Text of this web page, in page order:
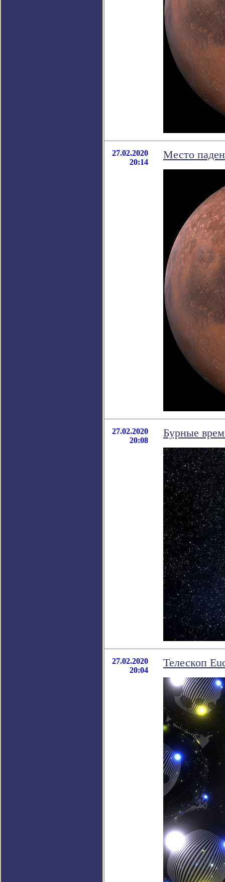
27.02.2020
20:14
Место
27.02.2020
20:08
Бурные
27.02.2020
20:04
Телескоп